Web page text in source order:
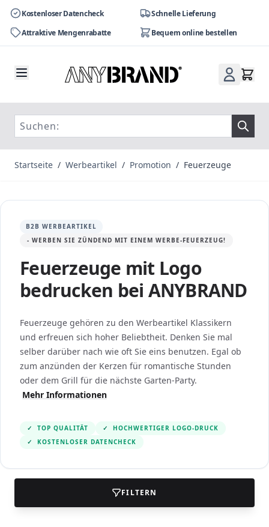
Kostenloser Datencheck
Schnelle Lieferung
Attraktive Mengenrabatte
Bequem online bestellen
Startseite / Werbeartikel / Promotion / Feuerzeuge
B2B WERBEARTIKEL
- WERBEN SIE ZÜNDEND MIT EINEM WERBE-FEUERZEUG!
Feuerzeuge mit Logo
bedrucken bei ANYBRAND
Feuerzeuge gehören zu den Werbeartikel Klassikern
und erfreuen sich hoher Beliebtheit. Denken Sie mal
selber darüber nach wie oft Sie eins benutzen. Egal ob
zum anzünden der Kerzen für romantische Stunden
oder dem Grill für die nächste Garten-Party.
Mehr Informationen
✓ TOP QUALITÄT ✓
HOCHWERTIGER LOGO-DRUCK
✓
KOSTENLOSER DATENCHECK
FILTERN